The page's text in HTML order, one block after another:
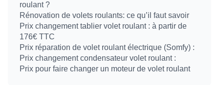
roulant ?
Rénovation de volets roulants: ce qu’il faut savoir
Prix changement tablier volet roulant : à partir de
176€ TTC
Prix réparation de volet roulant électrique (Somfy) :
Prix changement condensateur volet roulant :
Prix pour faire changer un moteur de volet roulant